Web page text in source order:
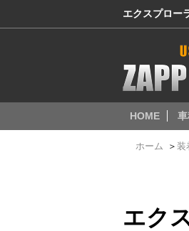
エクスプロー
HOME
ホーム ＞ 装
エク